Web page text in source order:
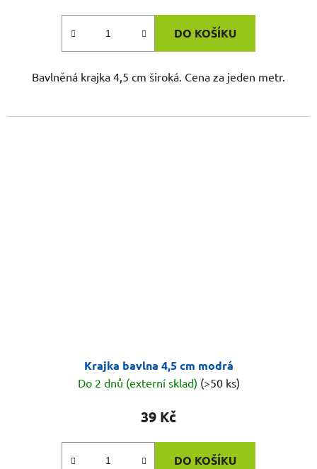
DO KOŠÍKU
Bavlněná krajka 4,5 cm široká. Cena za jeden metr.
Krajka bavlna 4,5 cm modrá
Do 2 dnů (externí sklad) (>50 ks)
39 Kč
DO KOŠÍKU